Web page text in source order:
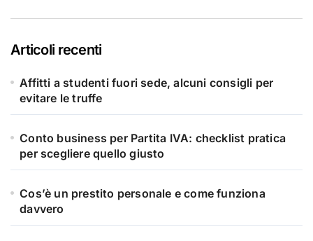
Articoli recenti
Affitti a studenti fuori sede, alcuni consigli per
evitare le truffe
Conto business per Partita IVA: checklist pratica
per scegliere quello giusto
Cos’è un prestito personale e come funziona
davvero